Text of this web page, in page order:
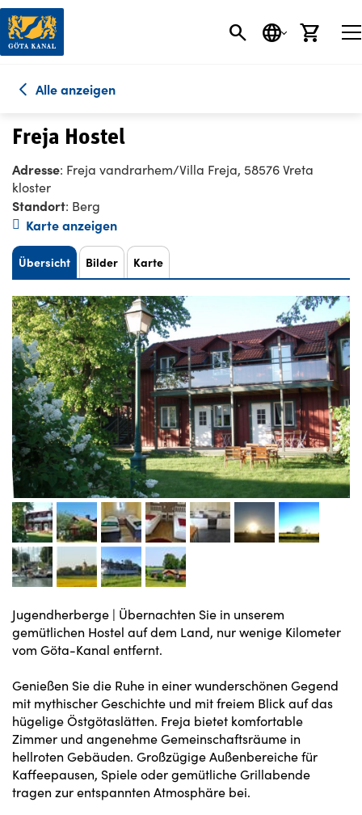
SEARCH
SPRACHE
Alle anzeigen
Freja Hostel
Adresse: Freja vandrarhem/Villa Freja, 58576 Vreta
kloster
Standort: Berg
Karte anzeigen
Übersicht Bilder Karte
Jugendherberge | Übernachten Sie in unserem
gemütlichen Hostel auf dem Land, nur wenige Kilometer
vom Göta-Kanal entfernt.
Genießen Sie die Ruhe in einer wunderschönen Gegend
mit mythischer Geschichte und mit freiem Blick auf das
hügelige Östgötaslätten. Freja bietet komfortable
Zimmer und angenehme Gemeinschaftsräume in
hellroten Gebäuden. Großzügige Außenbereiche für
Kaffeepausen, Spiele oder gemütliche Grillabende
tragen zur entspannten Atmosphäre bei.